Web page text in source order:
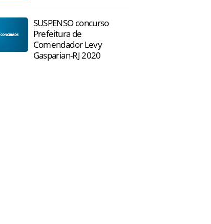
SUSPENSO concurso
Prefeitura de
Comendador Levy
Gasparian-RJ 2020